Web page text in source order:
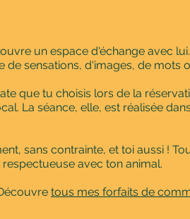
un espace d'échange avec
sensations, d'images, de mots
que tu choisis lors de la
La séance, elle, est réalisée
sans contrainte, et toi aussi !
avec ton animal.
tous mes forfaits de